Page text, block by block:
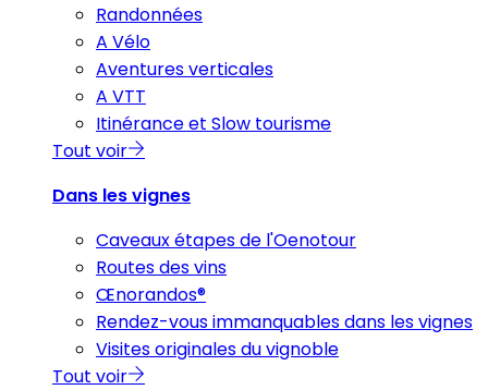
Randonnées
A Vélo
Aventures verticales
A VTT
Itinérance et Slow tourisme
Tout voir
Dans les vignes
Caveaux étapes de l'Oenotour
Routes des vins
Œnorandos®
Rendez-vous immanquables dans les vignes
Visites originales du vignoble
Tout voir